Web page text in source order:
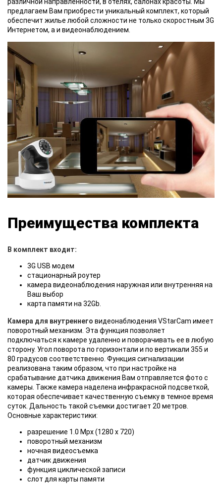
различной направленности, в отелях, салонах красоты. Мы
предлагаем Вам приобрести уникальный комплект, который
обеспечит жилье любой сложности не только скоростным 3G
Интернетом, а и видеонаблюдением.
Преимущества комплекта
В комплект входит:
3G USB модем
стационарный роутер
камера видеонаблюдения наружная или внутренняя на
Ваш выбор
карта памяти на 32Gb.
Камера для внутреннего видеонаблюдения VStarCam имеет
поворотный механизм. Эта функция позволяет
подключаться к камере удаленно и поворачивать ее в любую
сторону. Угол поворота по горизонтали и по вертикали 355 и
80 градусов соответственно. Функция сигнализации
реализована таким образом, что при настройке на
срабатывание датчика движения Вам отправляется фото с
камеры. Также камера наделена инфракрасной подсветкой,
которая обеспечивает качественную съемку в темное время
суток. Дальность такой съемки достигает 20 метров.
Основные характеристики:
разрешение 1.0 Мрх (1280 х 720)
поворотный механизм
ночная видеосъемка
датчик движения
функция циклической записи
слот для карты памяти